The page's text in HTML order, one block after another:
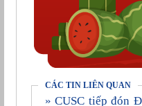
CÁC TIN LIÊN QUAN
» CUSC tiếp đón Đoàn Công tác của Bộ Thông tin và Truyền thông đến làm